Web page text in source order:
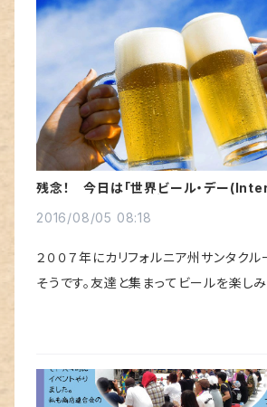
残念！ 今日は「世界ビール・デー
2016/08/05 08:18
２００７年にカリフォルニア州サンタク
そうです。友達と集まってビールを楽し